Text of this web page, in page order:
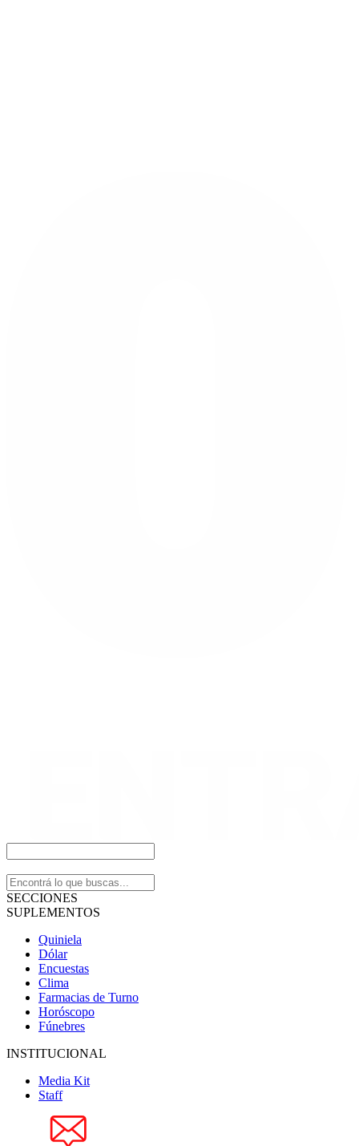
SECCIONES
SUPLEMENTOS
Quiniela
Dólar
Encuestas
Clima
Farmacias de Turno
Horóscopo
Fúnebres
INSTITUCIONAL
Media Kit
Staff